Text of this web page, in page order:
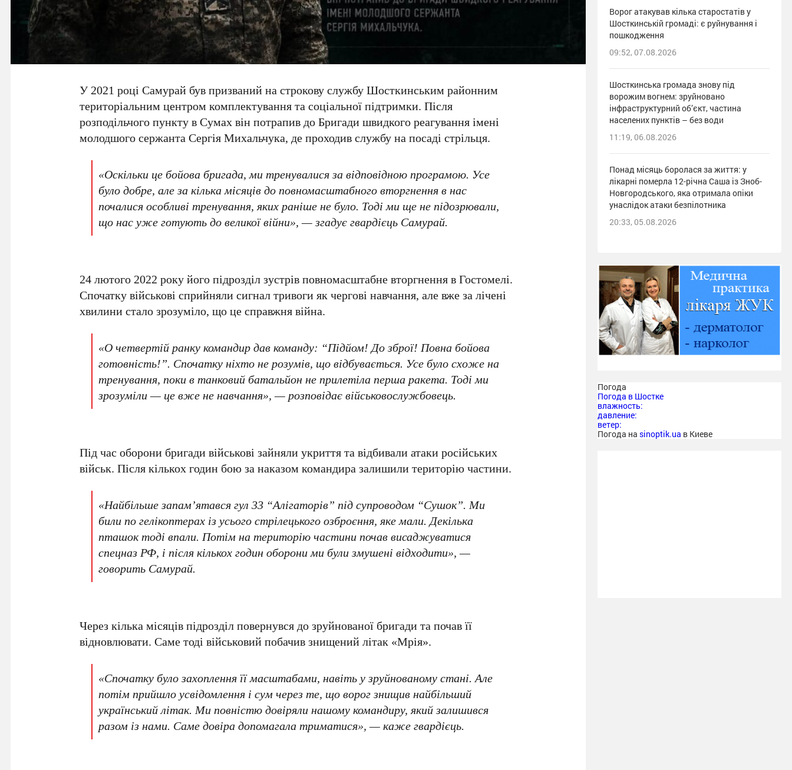
У 2021 році Самурай був призваний на строкову службу Шосткинським районним
територіальним центром комплектування та соціальної підтримки. Після
розподільчого пункту в Сумах він потрапив до Бригади швидкого реагування імені
молодшого сержанта Сергія Михальчука, де проходив службу на посаді стрільця.
«Оскільки це бойова бригада, ми тренувалися за відповідною програмою. Усе
було добре, але за кілька місяців до повномасштабного вторгнення в нас
почалися особливі тренування, яких раніше не було. Тоді ми ще не підозрювали,
що нас уже готують до великої війни», — згадує гвардієць Самурай.
24 лютого 2022 року його підрозділ зустрів повномасштабне вторгнення в Гостомелі.
Спочатку військові сприйняли сигнал тривоги як чергові навчання, але вже за лічені
хвилини стало зрозуміло, що це справжня війна.
«О четвертій ранку командир дав команду: “Підйом! До зброї! Повна бойова
готовність!”. Спочатку ніхто не розумів, що відбувається. Усе було схоже на
тренування, поки в танковий батальйон не прилетіла перша ракета. Тоді ми
зрозуміли — це вже не навчання», — розповідає військовослужбовець.
Під час оборони бригади військові зайняли укриття та відбивали атаки російських
військ. Після кількох годин бою за наказом командира залишили територію частини.
«Найбільше запам’ятався гул 33 “Алігаторів” під супроводом “Сушок”. Ми
били по гелікоптерах із усього стрілецького озброєння, яке мали. Декілька
пташок тоді впали. Потім на територію частини почав висаджуватися
спецназ РФ, і після кількох годин оборони ми були змушені відходити», —
говорить Самурай.
Через кілька місяців підрозділ повернувся до зруйнованої бригади та почав її
відновлювати. Саме тоді військовий побачив знищений літак «Мрія».
«Спочатку було захоплення її масштабами, навіть у зруйнованому стані. Але
потім прийшло усвідомлення і сум через те, що ворог знищив найбільший
український літак. Ми повністю довіряли нашому командиру, який залишився
разом із нами. Саме довіра допомагала триматися», — каже гвардієць.
Ворог атакував кілька старостатів у
Шосткинській громаді: є руйнування і
пошкодження
09:52, 07.08.2026
Шосткинська громада знову під
ворожим вогнем: зруйновано
інфраструктурний об’єкт, частина
населених пунктів – без води
11:19, 06.08.2026
Понад місяць боролася за життя: у
лікарні померла 12-річна Саша із Зноб-
Новгородського, яка отримала опіки
унаслідок атаки безпілотника
20:33, 05.08.2026
Погода
Погода в Шостке
влажность:
давление:
ветер:
Погода на sinoptik.ua в Киеве